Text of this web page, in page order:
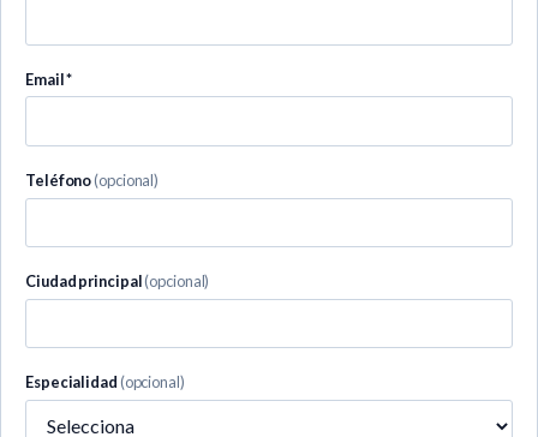
Email *
Teléfono(opcional)
Ciudad principal(opcional)
Especialidad(opcional)